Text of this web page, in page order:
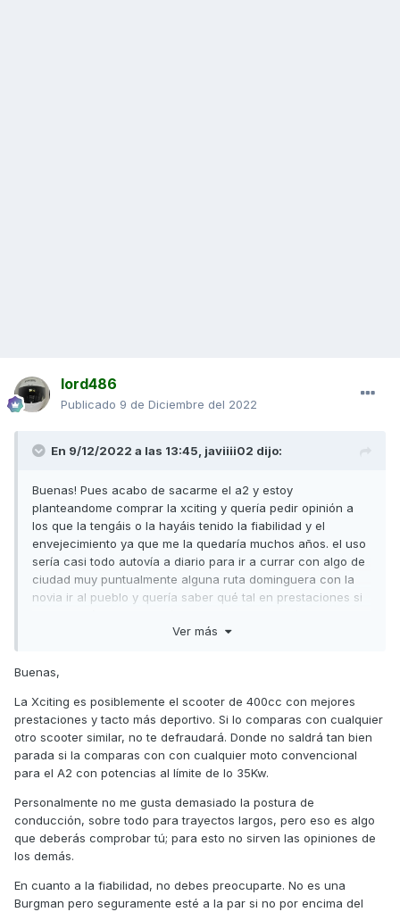
lord486
Publicado 9 de Diciembre del 2022
En 9/12/2022 a las 13:45, javiiii02 dijo:
Buenas! Pues acabo de sacarme el a2 y estoy
planteandome comprar la xciting y quería pedir opinión a
los que la tengáis o la hayáis tenido la fiabilidad y el
envejecimiento ya que me la quedaría muchos años. el uso
sería casi todo autovía a diario para ir a currar con algo de
ciudad muy puntualmente alguna ruta dominguera con la
novia ir al pueblo y quería saber qué tal en prestaciones si
adelantar o incorporarme a la autovia y quería saber el
mantenimiento tengo entendido que es a los 5.000km es
Un saludo y perdonar el tocho😅
Ver más
Buenas,
La Xciting es posiblemente el scooter de 400cc con mejores
prestaciones y tacto más deportivo. Si lo comparas con cualquier
otro scooter similar, no te defraudará. Donde no saldrá tan bien
parada si la comparas con con cualquier moto convencional
para el A2 con potencias al límite de lo 35Kw.
Personalmente no me gusta demasiado la postura de
conducción, sobre todo para trayectos largos, pero eso es algo
que deberás comprobar tú; para esto no sirven las opiniones de
los demás.
En cuanto a la fiabilidad, no debes preocuparte. No es una
Burgman pero seguramente esté a la par si no por encima del